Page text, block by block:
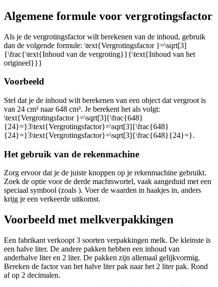
Algemene formule voor vergrotingsfactor
Als je de vergrotingsfactor wilt berekenen van de inhoud, gebruik
dan de volgende formule: \text{Vergrotingsfactor }=\sqrt[3]
{\frac{\text{Inhoud van de vergroting}}{\text{Inhoud van het
origineel}}}
Voorbeeld
Stel dat je de inhoud wilt berekenen van een object dat vergroot is
van 24 cm³ naar 648 cm³. Je berekent het als volgt:
\text{Vergrotingsfactor }=\sqrt[3]{\frac{648}
{24}=}3\text{Vergrotingsfactor}=\sqrt[3]{\frac{648}
{24}=}3\text{Vergrotingsfactor}=\sqrt[3]{\frac{648}{24}=}.
Het gebruik van de rekenmachine
Zorg ervoor dat je de juiste knoppen op je rekenmachine gebruikt.
Zoek de optie voor de derde machtswortel, vaak aangeduid met een
speciaal symbool (zoals ). Voer de waarden in haakjes in, anders
krijg je een verkeerde uitkomst.
Voorbeeld met melkverpakkingen
Een fabrikant verkoopt 3 soorten verpakkingen melk. De kleinste is
een halve liter. De andere pakken hebben een inhoud van
anderhalve liter en 2 liter. De pakken zijn allemaal gelijkvormig.
Bereken de factor van het halve liter pak naar het 2 liter pak. Rond
af op 2 decimalen.